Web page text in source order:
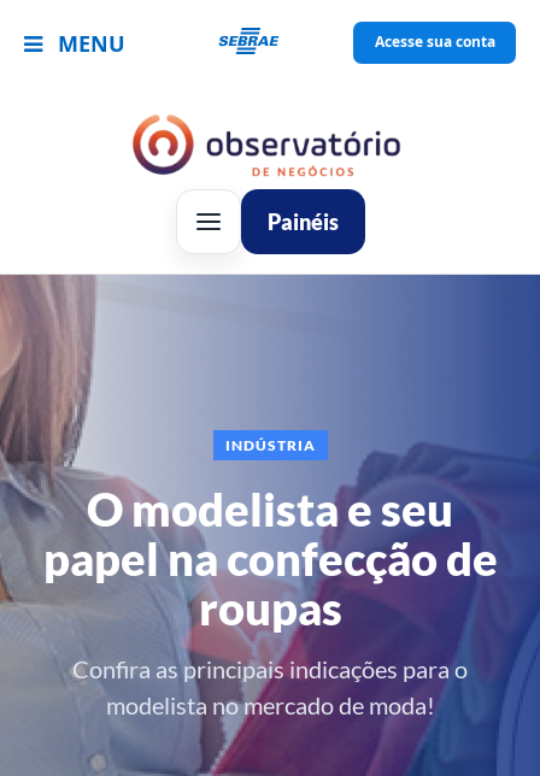
MENU Acesse sua conta
Painéis
INDÚSTRIA
O modelista e seu
papel na confecção de
roupas
Confira as principais indicações para o
modelista no mercado de moda!